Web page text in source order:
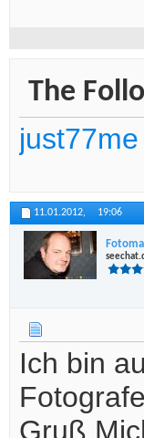
The
just77me
11.01.2012, 19:06
Ich bin
Gruß